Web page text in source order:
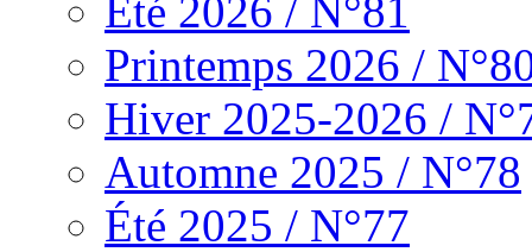
Été 2026 / N°81
Printemps 2026 /
Hiver 2025-2026 /
Automne 2025 / N°78
Été 2025 / N°77